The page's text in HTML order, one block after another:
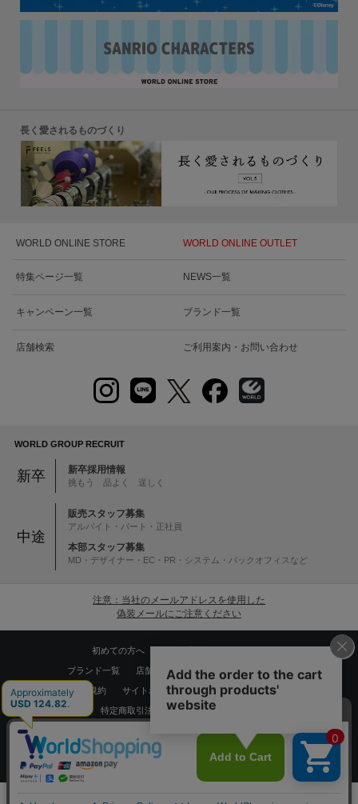
長く愛されるものづくり
WORLD ONLINE STORE WORLD ONLINE OUTLET
特集ページ一覧 NEWS一覧
キャンペーン一覧 ブランド一覧
店舗検索 ご利用案内・お問い合わせ
WORLD GROUP RECRUIT
新卒 新卒採用情報
挑もう 品よく 逞しく
中途
販売スタッフ募集
アルバイト・パート・正社員
本部スタッフ募集
MD・デザイナー・EC・PR・システム・バックオフィスなど
注意：当社のメールアドレスを使用した
偽装メールにご注意ください
初めての方へ
ブランド一覧 店舗検索 企業情報 株主優待制度
利用規約 サイトポリシー プライバシーポリシー
特定商取引法に基づく表記
Copyrights © WORLD CO.,LTD. All rights reserved.
スマートフォン ｜PC